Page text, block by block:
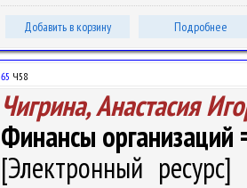
Добавить в корзину Подробнее
65 Ч58
Чигрина, Анастасия
Финансы организаций
[Электронный